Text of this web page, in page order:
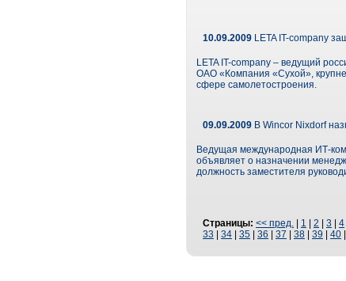
10.09.2009 LETA IT-company
LETA IT-company – ведущий
ОАО «Компания «Сухой»,
сфере самолетостроения.
09.09.2009 В Wincor Nixdorf
Ведущая международная ИТ-
объявляет о назначении
должность заместителя
Страницы: << пред. 1 2 3 4
33
34 35 36 37 38 39 40